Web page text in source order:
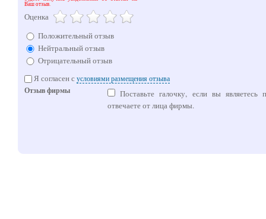
Ваш отзыв.
Оценка
Положительный отзыв
Нейтральный отзыв
Отрицательный отзыв
Я согласен сусловиями размещения отзыва
Отзыв фирмы
Поставьте галочку, если вы являетесь
отвечаете от лица фирмы.